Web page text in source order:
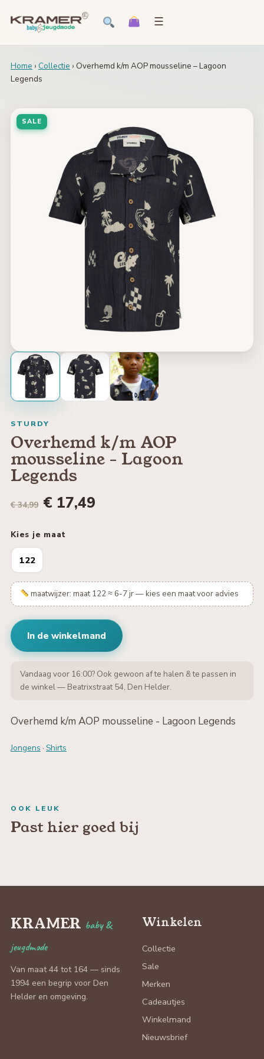
☰
Home › Collectie › Overhemd k/m AOP mousseline – Lagoon
Legends
SALE
STURDY
Overhemd k/m AOP
mousseline - Lagoon
Legends
€ 34,99 € 17,49
Kies je maat
122
maatwijzer: maat 122 ≈ 6-7 jr — kies een maat voor advies
In de winkelmand
Vandaag voor 16:00? Ook gewoon af te halen & te passen in
de winkel — Beatrixstraat 54, Den Helder.
Overhemd k/m AOP mousseline - Lagoon Legends
Jongens · Shirts
OOK LEUK
Past hier goed bij
KRAMER baby &
jeugdmode
Van maat 44 tot 164 — sinds
1994 een begrip voor Den
Helder en omgeving.
Winkelen
Collectie
Sale
Merken
Cadeautjes
Winkelmand
Nieuwsbrief